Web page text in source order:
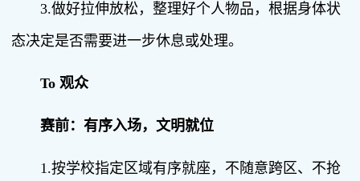
3.做好拉伸放松，整理好个人物品，根据身体状
态决定是否需要进一步休息或处理。
To 观众
赛前：有序入场，文明就位
1.按学校指定区域有序就座，不随意跨区、不抢